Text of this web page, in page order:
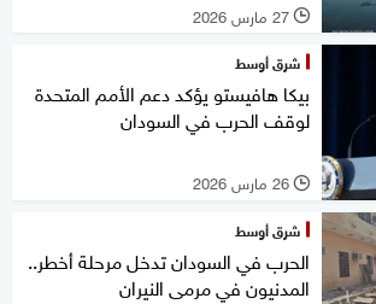
l 27 مارس 2026
شرق أوسط
بيكا هافيستو يؤكد دعم الأمم المتحدة
لوقف الحرب في السودان
l 26 مارس 2026
شرق أوسط
الحرب في السودان تدخل مرحلة أخطر..
المدنيون في مرمى النيران